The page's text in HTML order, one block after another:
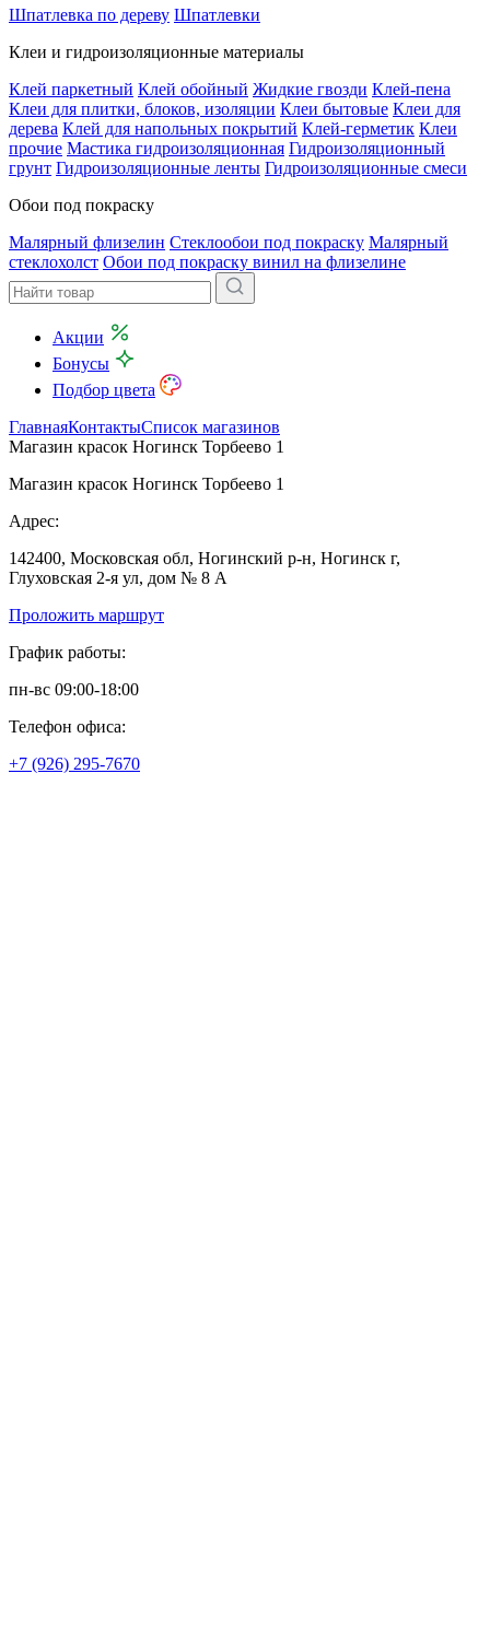
Шпатлевка по дереву Шпатлевки
Клеи и гидроизоляционные материалы
Клей паркетный Клей обойный Жидкие гвозди Клей-пена
Клеи для плитки, блоков, изоляции Клеи бытовые Клеи для
дерева Клей для напольных покрытий Клей-герметик Клеи
прочие Мастика гидроизоляционная Гидроизоляционный
грунт Гидроизоляционные ленты Гидроизоляционные смеси
Обои под покраску
Малярный флизелин Стеклообои под покраску Малярный
стеклохолст Обои под покраску винил на флизелине
Акции
Бонусы
Подбор цвета
ГлавнаяКонтактыСписок магазинов
Магазин красок Ногинск Торбеево 1
Магазин красок Ногинск Торбеево 1
Адрес:
142400, Московская обл, Ногинский р-н, Ногинск г,
Глуховская 2-я ул, дом № 8 А
Проложить маршрут
График работы:
пн-вс 09:00-18:00
Телефон офиса:
+7 (926) 295-7670